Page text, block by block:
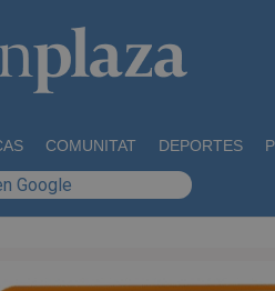
COMUNITAT DEPORTES
Google